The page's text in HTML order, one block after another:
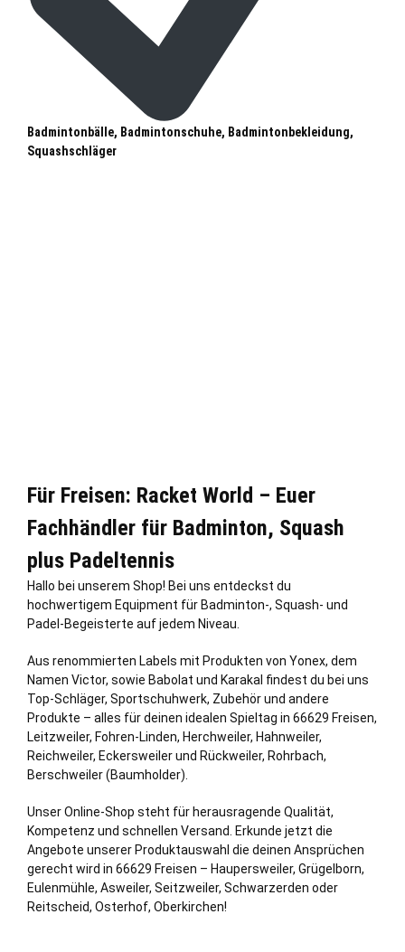
Badmintonbälle, Badmintonschuhe, Badmintonbekleidung,
Squashschläger
Für Freisen: Racket World – Euer
Fachhändler für Badminton, Squash
plus Padeltennis
Hallo bei unserem Shop! Bei uns entdeckst du
hochwertigem Equipment für Badminton-, Squash- und
Padel-Begeisterte auf jedem Niveau.
Aus renommierten Labels mit Produkten von Yonex, dem
Namen Victor, sowie Babolat und Karakal findest du bei uns
Top-Schläger, Sportschuhwerk, Zubehör und andere
Produkte – alles für deinen idealen Spieltag in 66629 Freisen,
Leitzweiler, Fohren-Linden, Herchweiler, Hahnweiler,
Reichweiler, Eckersweiler und Rückweiler, Rohrbach,
Berschweiler (Baumholder).
Unser Online-Shop steht für herausragende Qualität,
Kompetenz und schnellen Versand. Erkunde jetzt die
Angebote unserer Produktauswahl die deinen Ansprüchen
gerecht wird in 66629 Freisen – Haupersweiler, Grügelborn,
Eulenmühle, Asweiler, Seitzweiler, Schwarzerden oder
Reitscheid, Osterhof, Oberkirchen!